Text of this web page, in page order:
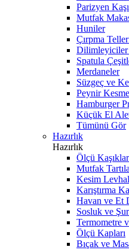
Parizyen
Mutfak
Huniler
Çırpma
Dilimleyiciler
Spatula
Merdaneler
Süzgeç ve
Peynir
Hamburger
Küçük El
Tümünü Gör
Hazırlık
Hazırlık
Ölçü
Mutfak
Kesim
Karıştırma
Havan ve Et
Sosluk ve
Termometre
Ölçü Kapları
Bıçak ve